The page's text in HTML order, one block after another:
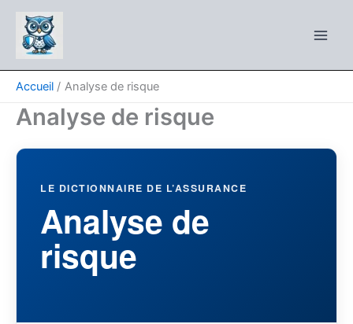
contenu
Accueil Analyse de risque
Analyse de risque
LE DICTIONNAIRE DE L’ASSURANCE
Analyse de
risque